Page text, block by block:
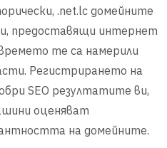
.net.lc домейните
предоставящи интернет
те са намерили
Регистрирането на
SEO резултатите ви,
оценяват
на домейните.